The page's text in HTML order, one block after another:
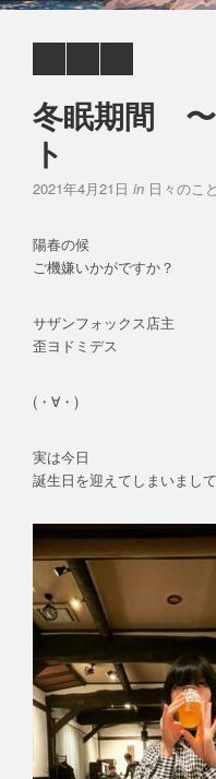
冬眠期間
ト
2021年4月21日 in 日々のこと
陽春の候
ご機嫌いかがですか？
サザンフォックス店主
歪ヨドミデス
(・∀・)
実は今日
誕生日を迎えてしまいまして